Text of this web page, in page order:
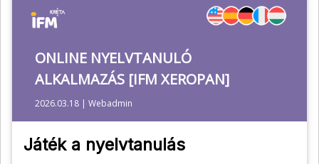
ONLINE NYELVTANULÓ
ALKALMAZÁS [IFM XEROPAN]
2026.03.18 | Webadmin
Játék a nyelvtanulás